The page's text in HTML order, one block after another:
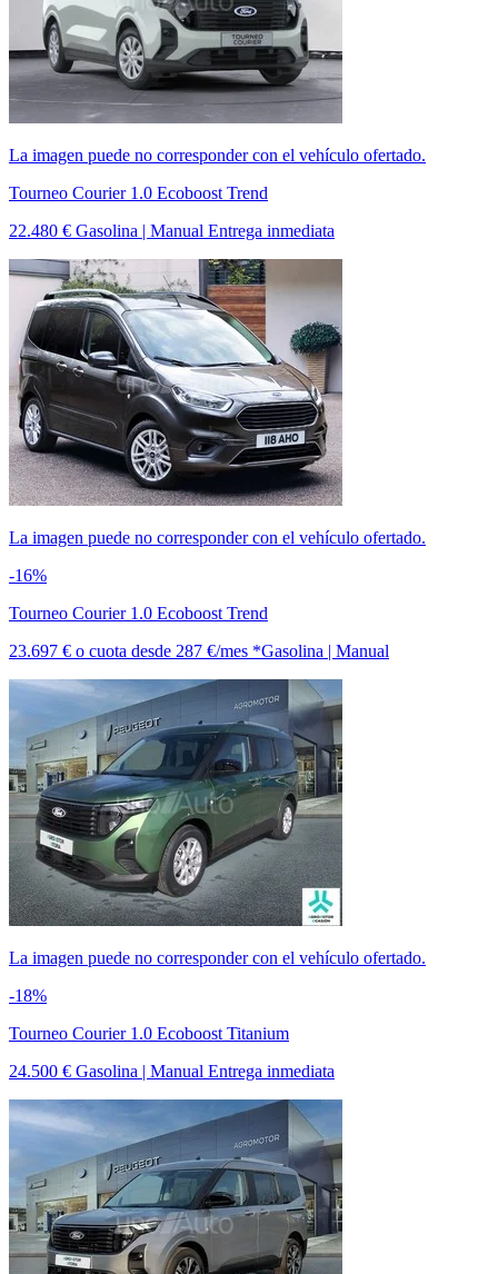
La imagen puede no corresponder con el vehículo ofertado.
Tourneo Courier 1.0 Ecoboost Trend
22.480 € Gasolina | Manual Entrega inmediata
La imagen puede no corresponder con el vehículo ofertado.
-16%
Tourneo Courier 1.0 Ecoboost Trend
23.697 € o cuota desde 287 €/mes *Gasolina | Manual
La imagen puede no corresponder con el vehículo ofertado.
-18%
Tourneo Courier 1.0 Ecoboost Titanium
24.500 € Gasolina | Manual Entrega inmediata